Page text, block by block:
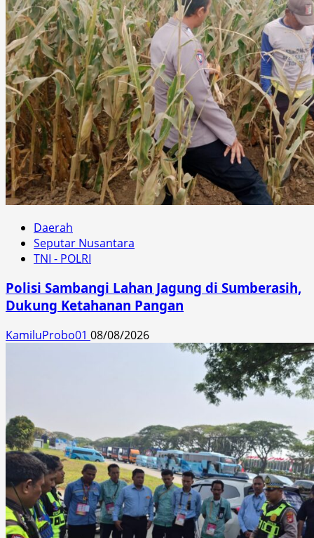
Daerah
Seputar Nusantara
TNI - POLRI
Polisi Sambangi Lahan Jagung di Sumberasih,
Dukung Ketahanan Pangan
KamiluProbo01 08/08/2026